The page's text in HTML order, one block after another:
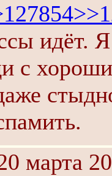
идёт. Я
с
марта